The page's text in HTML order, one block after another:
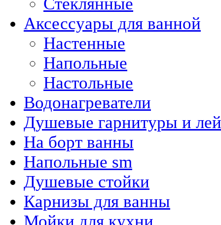
Аксессуары для ванной
Настенные
Напольные
Настольные
Водонагреватели
Душевые гарнитуры и
На борт ванны
Напольные sm
Душевые стойки
Карнизы для ванны